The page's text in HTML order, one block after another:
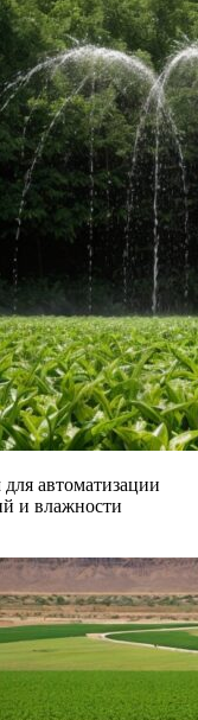
автоматизации
и влажности